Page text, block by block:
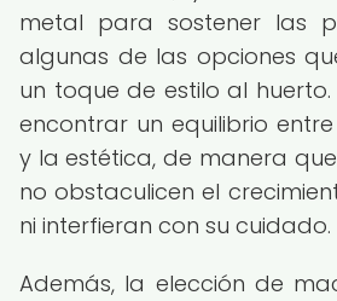
metal para sostener las
algunas de las opciones
un toque de estilo al
encontrar un equilibrio
y la estética, de manera
no obstaculicen el
ni interfieran con su cuidado.
Además, la elección de